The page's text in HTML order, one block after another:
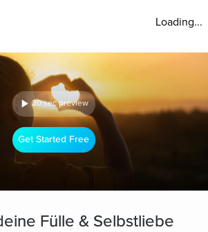
Loading...
30 sec preview
Get Started Free
Fülle & Selbstliebe